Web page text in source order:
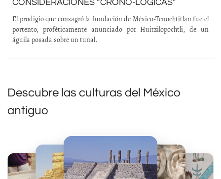
CONSIDERACIONES “CRONO-LÓGICAS”
El prodigio que consagró la fundación de México-Tenochtitlan fue el
portento, proféticamente anunciado por Huitzilopochtli, de un
águila posada sobre un tunal.
Descubre las culturas del México
antiguo